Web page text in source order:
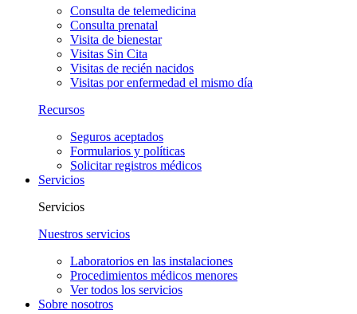
Consulta de telemedicina
Consulta prenatal
Visita de bienestar
Visitas Sin Cita
Visitas de recién nacidos
Visitas por enfermedad el mismo día
Recursos
Seguros aceptados
Formularios y políticas
Solicitar registros médicos
Servicios
Servicios
Nuestros servicios
Laboratorios en las instalaciones
Procedimientos médicos menores
Ver todos los servicios
Sobre nosotros